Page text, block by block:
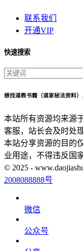
联系我们
开通VIP
快速搜索
想找道教书籍（道家秘法资料
本站所有资源均来源
客服，站长会及时处
本站分享资源的目的
业用途，不得违反国
© 2025 -
2008088888号
微信
公众号